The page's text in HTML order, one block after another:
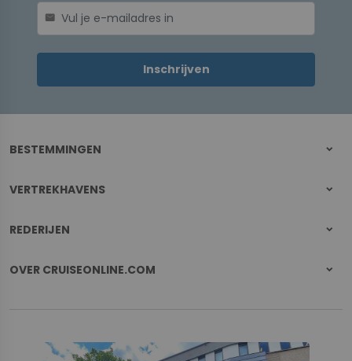
mail
Inschrijven
BESTEMMINGEN
VERTREKHAVENS
REDERIJEN
OVER CRUISEONLINE.COM